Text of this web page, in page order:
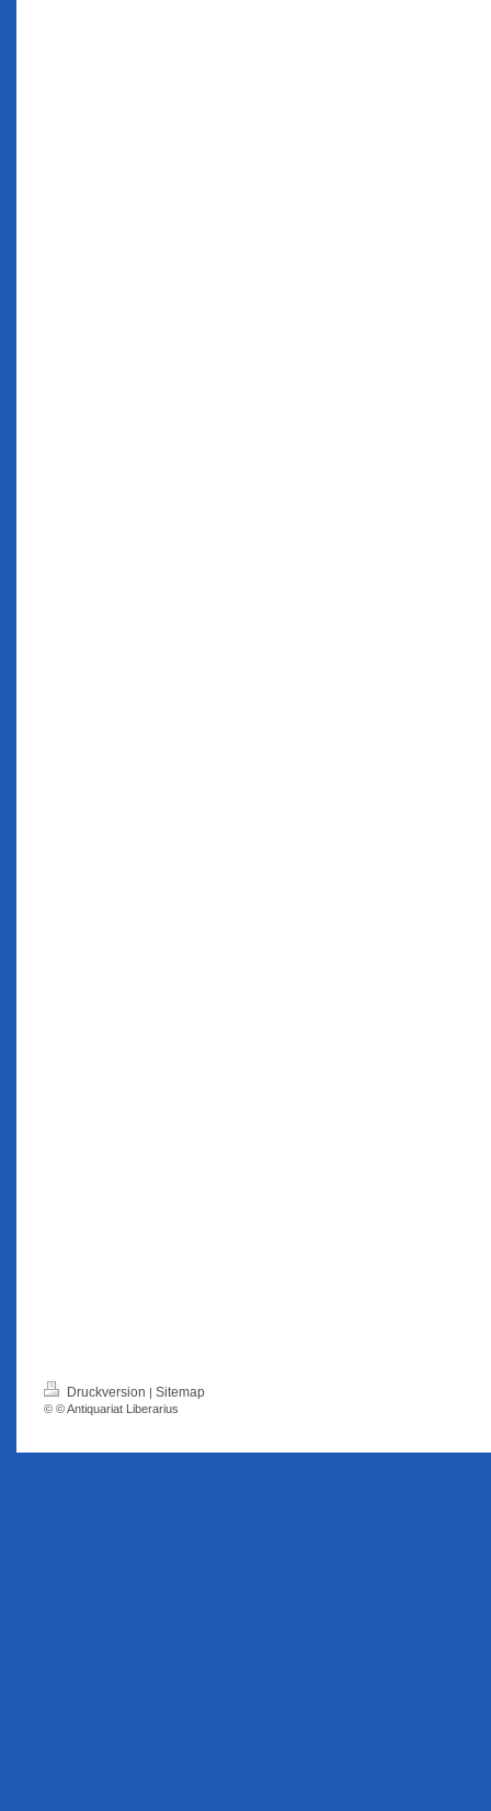
Druckversion | Sitemap
© © Antiquariat Liberarius